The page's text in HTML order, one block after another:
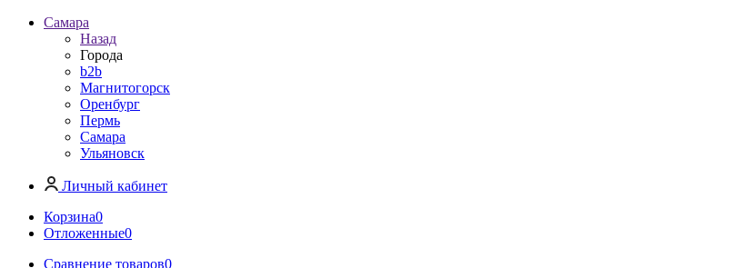
Самара
Назад
Города
b2b
Магнитогорск
Оренбург
Пермь
Самара
Ульяновск
Личный кабинет
Корзина0
Отложенные0
Сравнение товаров0